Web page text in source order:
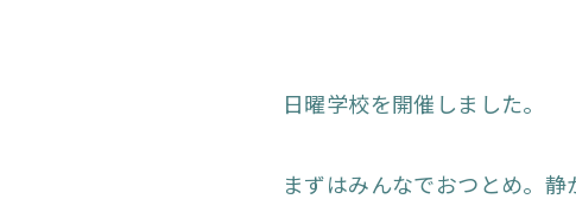
日曜学校を開催しました。
まずはみんなでおつとめ。